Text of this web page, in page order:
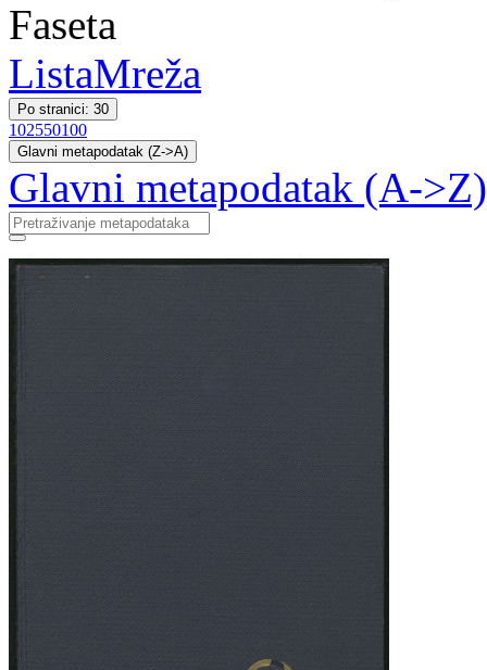
Faseta
ListaMreža
Po stranici: 30
102550100
Glavni metapodatak (Z->A)
Glavni metapodatak (A->Z)